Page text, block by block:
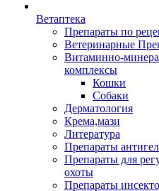
Ветаптека
Препараты по
Ветеринарные
Витаминно-
комплексы
Кошки
Собаки
Дерматология
Крема,мази
Литература
Препараты
Препараты для
охоты
Препараты